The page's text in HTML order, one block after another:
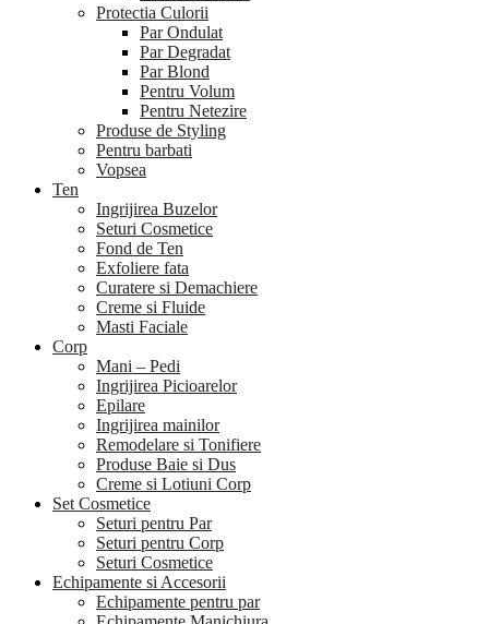
Protectia Culorii
Par Ondulat
Par Degradat
Par Blond
Pentru Volum
Pentru Netezire
Produse de Styling
Pentru barbati
Vopsea
Ten
Ingrijirea Buzelor
Seturi Cosmetice
Fond de Ten
Exfoliere fata
Curatere si Demachiere
Creme si Fluide
Masti Faciale
Corp
Mani – Pedi
Ingrijirea Picioarelor
Epilare
Ingrijirea mainilor
Remodelare si Tonifiere
Produse Baie si Dus
Creme si Lotiuni Corp
Set Cosmetice
Seturi pentru Par
Seturi pentru Corp
Seturi Cosmetice
Echipamente si Accesorii
Echipamente pentru par